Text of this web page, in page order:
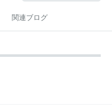
関連ブログ